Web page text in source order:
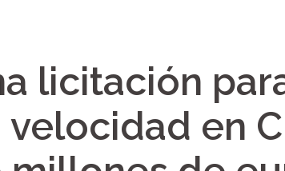
licitación
en